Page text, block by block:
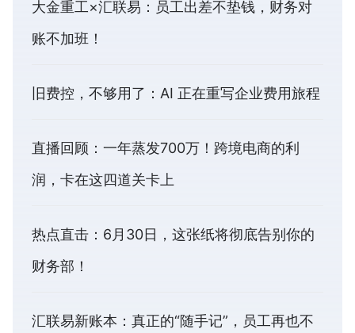
大金重工×汇联易：员工出差不垫钱，财务对
账不加班！
旧费控，不够用了：AI 正在重写企业费用旅程
直播回顾：一年蒸发700万！跨境电商的利
润，卡在这四道关卡上
热点直击：6月30日，这张纸将彻底告别你的
财务部！
汇联易新账本：真正的“随手记”，员工再也不